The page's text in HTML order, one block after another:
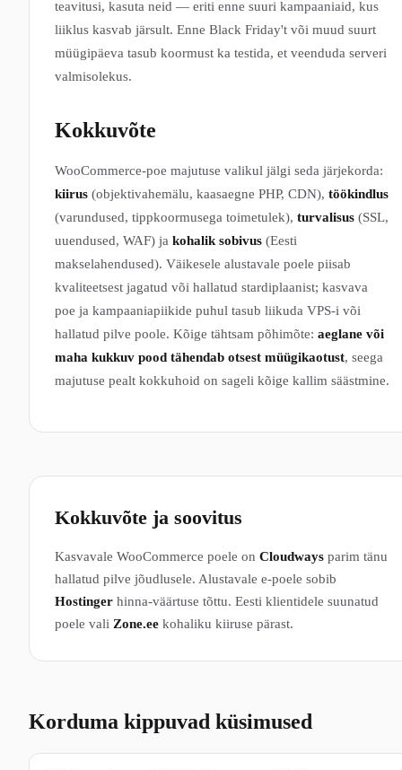
teavitusi, kasuta neid — eriti enne suuri kampaaniaid, kus
liiklus kasvab järsult. Enne Black Friday't või muud suurt
müügipäeva tasub koormust ka testida, et veenduda serveri
valmisolekus.
Kokkuvõte
WooCommerce-poe majutuse valikul jälgi seda järjekorda:
kiirus (objektivahemälu, kaasaegne PHP, CDN), töökindlus
(varundused, tippkoormusega toimetulek), turvalisus (SSL,
uuendused, WAF) ja kohalik sobivus (Eesti
makselahendused). Väikesele alustavale poele piisab
kvaliteetsest jagatud või hallatud stardiplaanist; kasvava
poe ja kampaaniapiikide puhul tasub liikuda VPS-i või
hallatud pilve poole. Kõige tähtsam põhimõte: aeglane või
maha kukkuv pood tähendab otsest müügikaotust, seega
majutuse pealt kokkuhoid on sageli kõige kallim säästmine.
Kokkuvõte ja soovitus
Kasvavale WooCommerce poele on Cloudways parim tänu
hallatud pilve jõudlusele. Alustavale e-poele sobib
Hostinger hinna-väärtuse tõttu. Eesti klientidele suunatud
poele vali Zone.ee kohaliku kiiruse pärast.
Korduma kippuvad küsimused